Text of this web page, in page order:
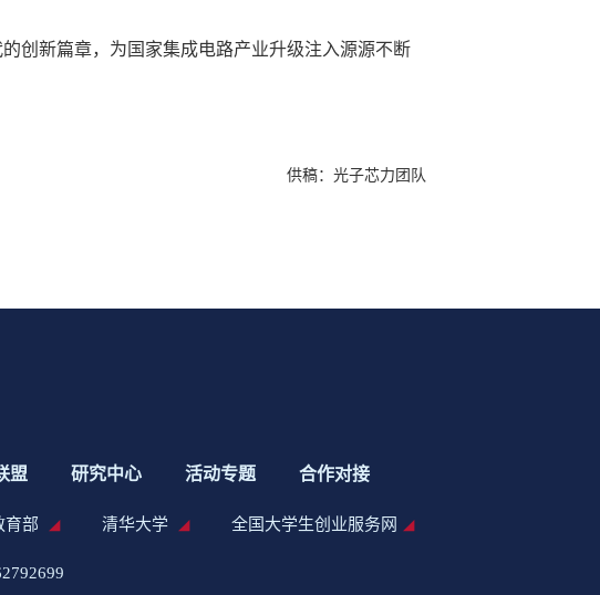
创新篇章，为国家集成电路产业升级注入源源不断
供稿：光子芯力团队
盟 研究中心 活动专题 合作对接
育部 清华大学 全国大学生创业服务网